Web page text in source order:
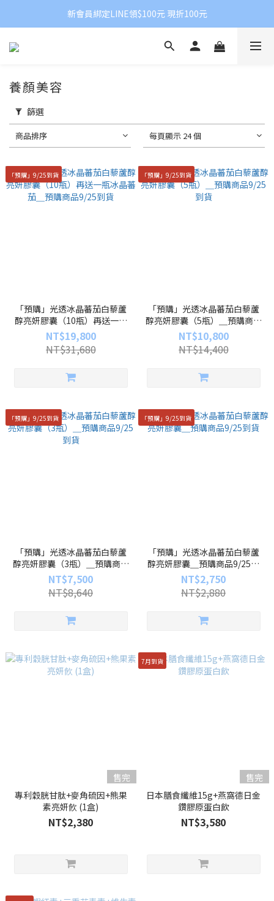
新會員綁定LINE領$100元 現折100元
養顏美容
篩選
商品排序 每頁顯示 24 個
「預購」9/25到貨
「預購」光透冰晶蕃茄白藜蘆
醇亮妍膠囊（10瓶）再送一瓶
冰晶蕃茄＿預購商品9/25到貨
NT$19,800
NT$31,680
「預購」9/25到貨
「預購」光透冰晶蕃茄白藜蘆
醇亮妍膠囊（5瓶）＿預購商品
9/25到貨
NT$10,800
NT$14,400
「預購」9/25到貨
「預購」光透冰晶蕃茄白藜蘆
醇亮妍膠囊（3瓶）＿預購商品
9/25到貨
NT$7,500
NT$8,640
「預購」9/25到貨
「預購」光透冰晶蕃茄白藜蘆
醇亮妍膠囊＿預購商品9/25到
貨
NT$2,750
NT$2,880
售完
專利穀胱甘肽+麥角硫因+熊果
素亮妍飮 (1盒)
NT$2,380
7月到貨
售完
日本膳食纖維15g+燕窩德日金
鑽膠原蛋白飲
NT$3,580